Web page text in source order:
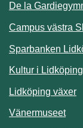
De la
Campus västra
Sparbanken
Kultur i Lidköping
Lidköping växer
Vänermuseet